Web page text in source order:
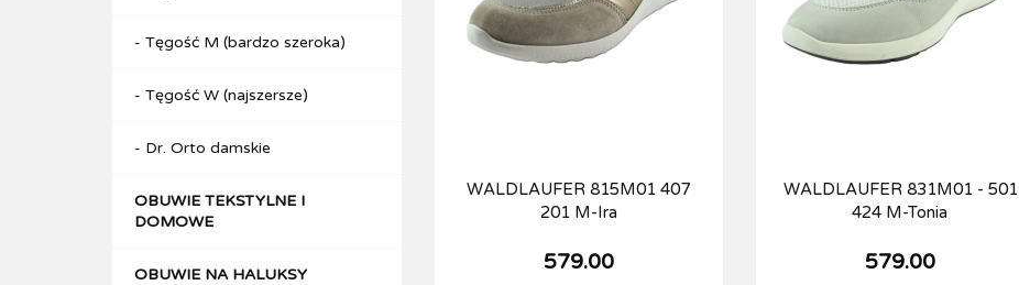
- Tęgość M (bardzo szeroka)
- Tęgość W (najszersze)
- Dr. Orto damskie
OBUWIE TEKSTYLNE I
DOMOWE
OBUWIE NA HALUKSY
WALDLAUFER 815M01 407
201 M-Ira
579.00
WALDLAUFER 831M01 - 501
424 M-Tonia
579.00